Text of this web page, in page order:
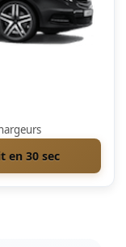
30 sec